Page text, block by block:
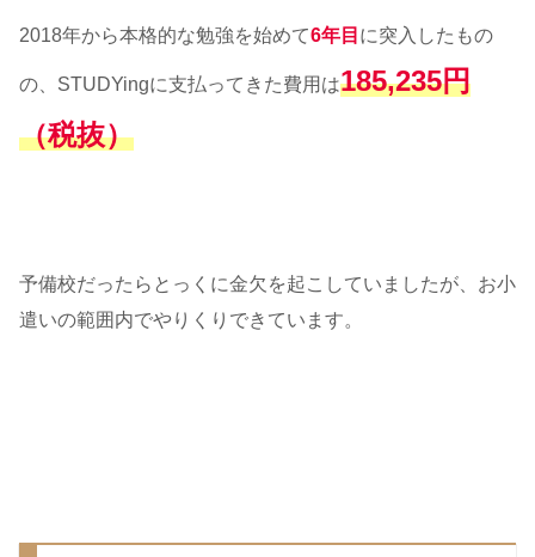
2018年から本格的な勉強を始めて6年目 に突入したもの
の、STUDYingに支払ってきた費用は185,235円
（税抜）
予備校だったらとっくに金欠を起こしていましたが、お小
遣いの範囲内でやりくりできています。